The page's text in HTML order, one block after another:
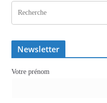
Newsletter
Votre prénom